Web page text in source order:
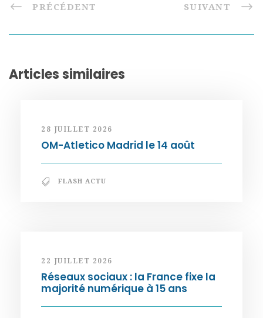
PRÉCÉDENT SUIVANT
Articles similaires
28 JUILLET 2026
OM-Atletico Madrid le 14 août
FLASH ACTU
22 JUILLET 2026
Réseaux sociaux : la France fixe la
majorité numérique à 15 ans